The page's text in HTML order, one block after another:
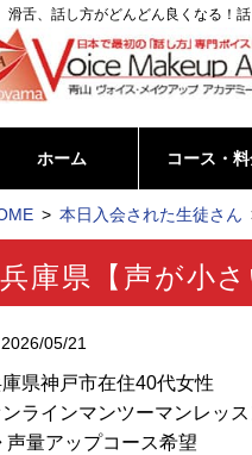
滑舌、話し方がどんどん良くなる！
ホーム コース・
本日入会された生徒さん
兵庫県【声が小さ
2026/05/21
県神戸市在住40代女性
ンラインマンツーマンレッ
量アップコース希望